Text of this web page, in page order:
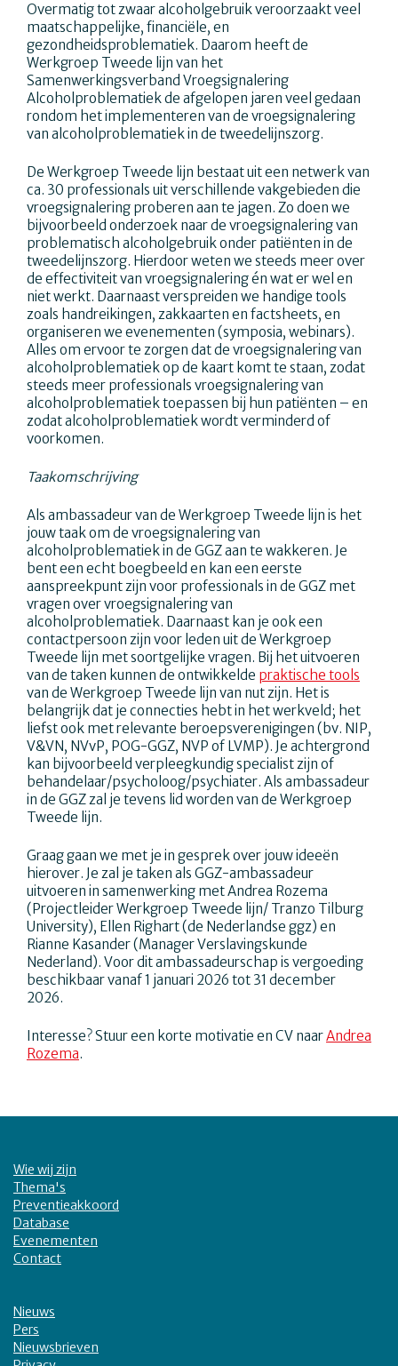
Overmatig tot zwaar alcoholgebruik veroorzaakt veel
maatschappelijke, financiële, en
gezondheidsproblematiek. Daarom heeft de
Werkgroep Tweede lijn van het
Samenwerkingsverband Vroegsignalering
Alcoholproblematiek de afgelopen jaren veel gedaan
rondom het implementeren van de vroegsignalering
van alcoholproblematiek in de tweedelijnszorg.
De Werkgroep Tweede lijn bestaat uit een netwerk van
ca. 30 professionals uit verschillende vakgebieden die
vroegsignalering proberen aan te jagen. Zo doen we
bijvoorbeeld onderzoek naar de vroegsignalering van
problematisch alcoholgebruik onder patiënten in de
tweedelijnszorg. Hierdoor weten we steeds meer over
de effectiviteit van vroegsignalering én wat er wel en
niet werkt. Daarnaast verspreiden we handige tools
zoals handreikingen, zakkaarten en factsheets, en
organiseren we evenementen (symposia, webinars).
Alles om ervoor te zorgen dat de vroegsignalering van
alcoholproblematiek op de kaart komt te staan, zodat
steeds meer professionals vroegsignalering van
alcoholproblematiek toepassen bij hun patiënten – en
zodat alcoholproblematiek wordt verminderd of
voorkomen.
Taakomschrijving
Als ambassadeur van de Werkgroep Tweede lijn is het
jouw taak om de vroegsignalering van
alcoholproblematiek in de GGZ aan te wakkeren. Je
bent een echt boegbeeld en kan een eerste
aanspreekpunt zijn voor professionals in de GGZ met
vragen over vroegsignalering van
alcoholproblematiek. Daarnaast kan je ook een
contactpersoon zijn voor leden uit de Werkgroep
Tweede lijn met soortgelijke vragen. Bij het uitvoeren
van de taken kunnen de ontwikkelde praktische tools
van de Werkgroep Tweede lijn van nut zijn. Het is
belangrijk dat je connecties hebt in het werkveld; het
liefst ook met relevante beroepsverenigingen (bv. NIP,
V&VN, NVvP, POG-GGZ, NVP of LVMP). Je achtergrond
kan bijvoorbeeld verpleegkundig specialist zijn of
behandelaar/psycholoog/psychiater. Als ambassadeur
in de GGZ zal je tevens lid worden van de Werkgroep
Tweede lijn.
Graag gaan we met je in gesprek over jouw ideeën
hierover. Je zal je taken als GGZ-ambassadeur
uitvoeren in samenwerking met Andrea Rozema
(Projectleider Werkgroep Tweede lijn/ Tranzo Tilburg
University), Ellen Righart (de Nederlandse ggz) en
Rianne Kasander (Manager Verslavingskunde
Nederland). Voor dit ambassadeurschap is vergoeding
beschikbaar vanaf 1 januari 2026 tot 31 december
2026.
Interesse? Stuur een korte motivatie en CV naarAndrea
Rozema.
Wie wij zijn
Thema's
Preventieakkoord
Database
Evenementen
Contact
Nieuws
Pers
Nieuwsbrieven